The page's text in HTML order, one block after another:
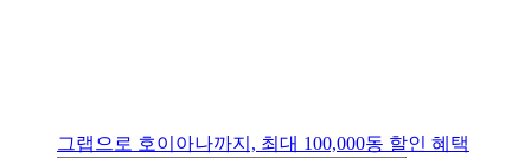
그랩으로 호이아나까지, 최대 100,000동 할인 혜택